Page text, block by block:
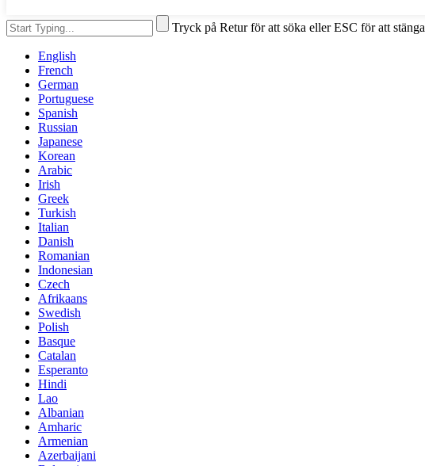
Tryck på Retur för att söka eller ESC för att stänga
English
French
German
Portuguese
Spanish
Russian
Japanese
Korean
Arabic
Irish
Greek
Turkish
Italian
Danish
Romanian
Indonesian
Czech
Afrikaans
Swedish
Polish
Basque
Catalan
Esperanto
Hindi
Lao
Albanian
Amharic
Armenian
Azerbaijani